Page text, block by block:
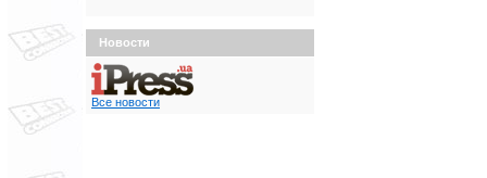
Новости
Все новости